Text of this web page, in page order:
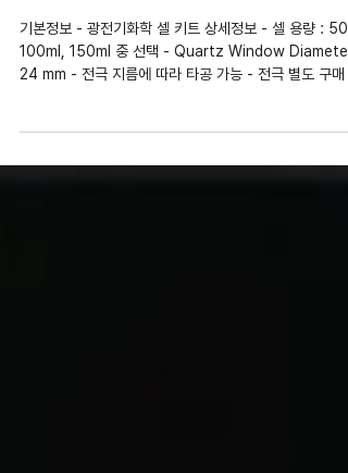
CELL KITS
Photoelectrochemical Cell : K040
100ml, 150ml 중 선택 - Quartz Window Diameter